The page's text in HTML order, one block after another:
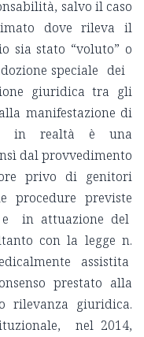
salvo il caso
dove rileva il
sia stato “voluto” o
speciale dei
giuridica tra gli
manifestazione di
in realtà è una
dal provvedimento
privo di genitori
procedure previste
e in attuazione del
con la legge n.
assistita
prestato alla
rilevanza giuridica.
nel 2014,